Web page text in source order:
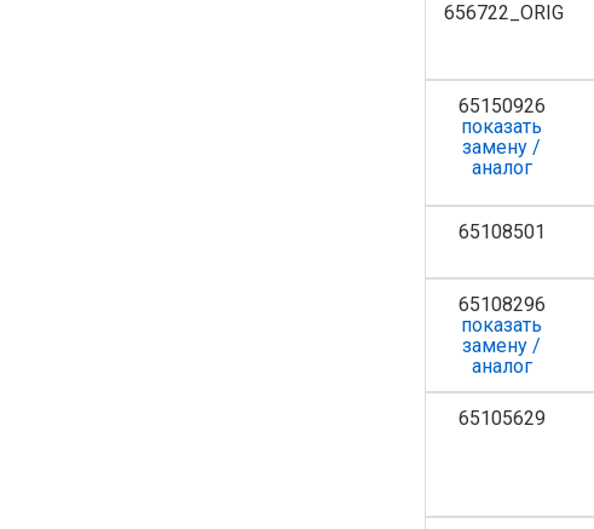
656722_ORIG
65150926
показать
замену /
аналог
65108501
65108296
показать
замену /
аналог
65105629